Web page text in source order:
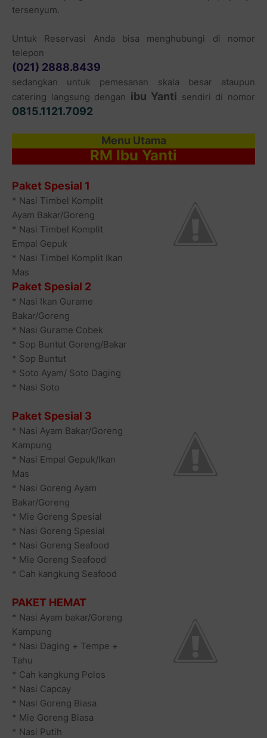
tersenyum.
Untuk Reservasi Anda bisa menghubungi di nomor
telepon
(021) 2888.8439
sedangkan untuk pemesanan skala besar ataupun
catering langsung dengan ibu Yanti sendiri di nomor
0815.1121.7092
Menu Utama
RM Ibu Yanti
Paket Spesial 1
* Nasi Timbel Komplit
Ayam Bakar/Goreng
* Nasi Timbel Komplit
Empal Gepuk
* Nasi Timbel Komplit Ikan
Mas
Paket Spesial 2
* Nasi Ikan Gurame
Bakar/Goreng
* Nasi Gurame Cobek
* Sop Buntut Goreng/Bakar
* Sop Buntut
* Soto Ayam/ Soto Daging
* Nasi Soto
Paket Spesial 3
* Nasi Ayam Bakar/Goreng
Kampung
* Nasi Empal Gepuk/Ikan
Mas
* Nasi Goreng Ayam
Bakar/Goreng
* Mie Goreng Spesial
* Nasi Goreng Spesial
* Nasi Goreng Seafood
* Mie Goreng Seafood
* Cah kangkung Seafood
PAKET HEMAT
* Nasi Ayam bakar/Goreng
Kampung
* Nasi Daging + Tempe +
Tahu
* Cah kangkung Polos
* Nasi Capcay
* Nasi Goreng Biasa
* Mie Goreng Biasa
* Nasi Putih